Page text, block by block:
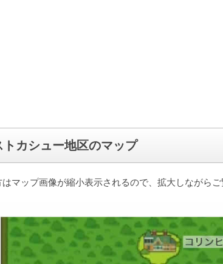
トカシュー地区のマップ
マップ画像が縮小表示されるので、拡大しながらご